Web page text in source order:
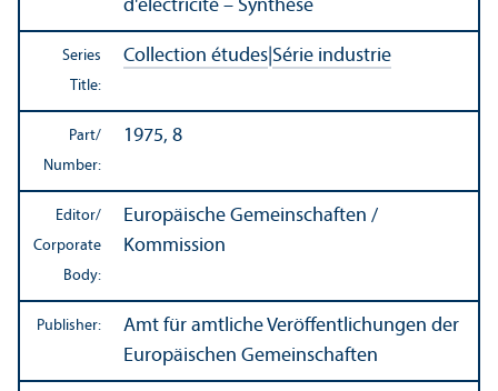
d'electricité – Synthèse
Series
Title:
Collection études Série industrie
Part/
Number:
1975, 8
Editor/
Corporate
Body:
Europäische Gemeinschaften /
Kommission
Publisher:
Amt für amtliche Veröffentlichungen der
Europäischen Gemeinschaften